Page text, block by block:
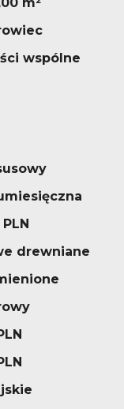
wspólne
drewniane